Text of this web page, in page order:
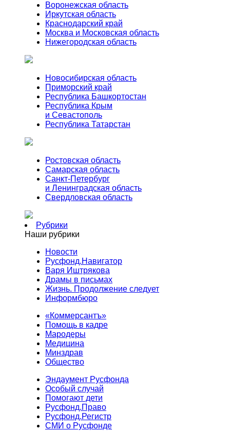
Воронежская область
Иркутская область
Краснодарский край
Москва и Московская область
Нижегородская область
Новосибирская область
Приморский край
Республика Башкортостан
Республика Крым
и Севастополь
Республика Татарстан
Ростовская область
Самарская область
Санкт-Петербург
и Ленинградская область
Свердловская область
Рубрики
Наши рубрики
Новости
Русфонд.Навигатор
Варя Иштрякова
Драмы в письмах
Жизнь. Продолжение следует
Информбюро
«Коммерсантъ»
Помощь в кадре
Мародеры
Медицина
Минздрав
Общество
Эндаумент Русфонда
Особый случай
Помогают дети
Русфонд.Право
Русфонд.Регистр
СМИ о Русфонде